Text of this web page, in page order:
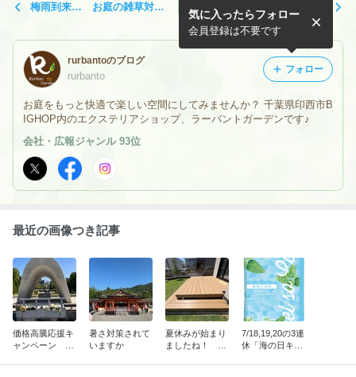
梅雨到来… お庭の雑草対策
決算大感謝祭 ありがとうご
ざいました♪
rurbantoのブログ
rurbanto
お庭をもっと快適で楽しい空間にしてみませんか？ 千葉県印西市B
IGHOP内のエクステリアショップ、ラーバントガーデンです♪
気に入ったらフォロー
会員登録は不要です
フォロー
会社・広報ジャンル 93位
最近の画像つき記事
価格高騰応援キ
ャンペーン 8/
暑さ対策されて
いますか
夏休みが始まり
ましたね！ 価
7/18,19,20の3連
休「海の日キャ